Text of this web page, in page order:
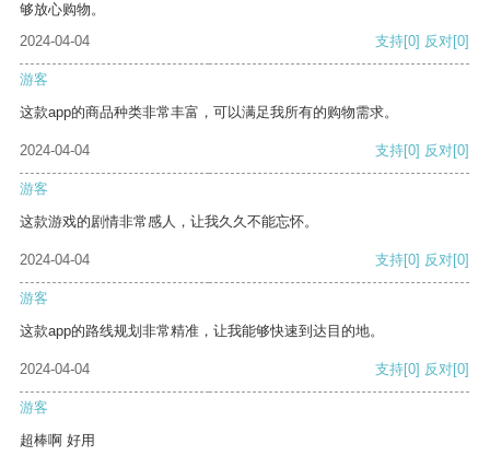
够放心购物。
2024-04-04
支持[0] 反对[0]
游客
这款app的商品种类非常丰富，可以满足我所有的购物需求。
2024-04-04 支持[0] 反对[0]
游客
这款游戏的剧情非常感人，让我久久不能忘怀。
2024-04-04 支持[0] 反对[0]
游客
这款app的路线规划非常精准，让我能够快速到达目的地。
2024-04-04 支持[0] 反对[0]
游客
超棒啊 好用